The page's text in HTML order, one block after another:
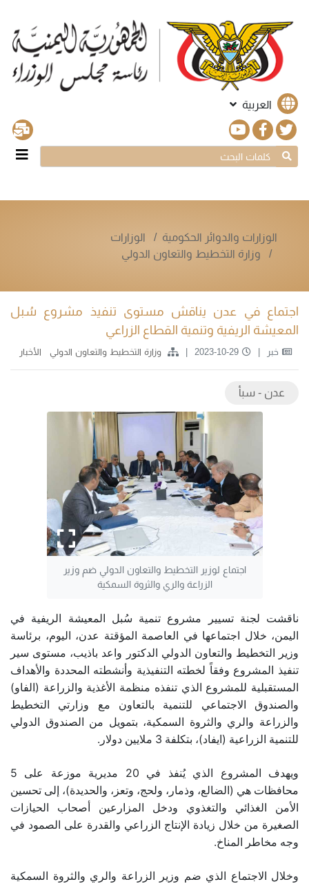
العربية
الوزارات والدوائر الحكومية
الوزارات
وزارة التخطيط والتعاون الدولي
اجتماع في عدن يناقش مستوى تنفيذ مشروع سُبل
المعيشة الريفية وتنمية القطاع الزراعي
خبر 2023-10-29 وزارة التخطيط والتعاون الدولي الأخبار
عدن - سبأ
اجتماع لوزير التخطيط والتعاون الدولي ضم وزير
الزراعة والري والثروة السمكية
ناقشت لجنة تسيير مشروع تنمية سُبل المعيشة الريفية في
اليمن، خلال اجتماعها في العاصمة المؤقتة عدن، اليوم، برئاسة
وزير التخطيط والتعاون الدولي الدكتور واعد باذيب، مستوى سير
تنفيذ المشروع وفقاً لخطته التنفيذية وأنشطته المحددة والأهداف
المستقبلية للمشروع الذي تنفذه منظمة الأغذية والزراعة (الفاو)
والصندوق الاجتماعي للتنمية بالتعاون مع وزارتي التخطيط
والزراعة والري والثروة السمكية، بتمويل من الصندوق الدولي
للتنمية الزراعية (ايفاد)، بتكلفة 3 ملايين دولار.
ويهدف المشروع الذي يُنفذ في 20 مديرية موزعة على 5
محافظات هي (الضالع، وذمار، ولحج، وتعز، والحديدة)، إلى تحسين
الأمن الغذائي والتغذوي ودخل المزارعين أصحاب الحيازات
الصغيرة من خلال زيادة الإنتاج الزراعي والقدرة على الصمود في
وجه مخاطر المناخ.
وخلال الاجتماع الذي ضم وزير الزراعة والري والثروة السمكية